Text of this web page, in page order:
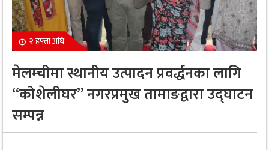
२ हफ्ता अघि
मेलम्चीमा स्थानीय उत्पादन प्रवर्द्धनका लागि
“कोशेलीघर” नगरप्रमुख तामाङद्वारा उद्घाटन
सम्पन्न